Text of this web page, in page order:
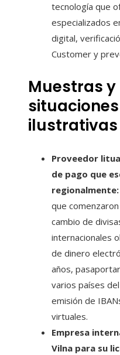
tecnología que
especializados
digital,
Customer y
Muestras y
situaciones
ilustrativas
Proveedor
de pago que
regionalmente:
que
cambio de
internacionales
de dinero
años,
varios países
emisión de
virtuales.
Empresa
Vilna para su